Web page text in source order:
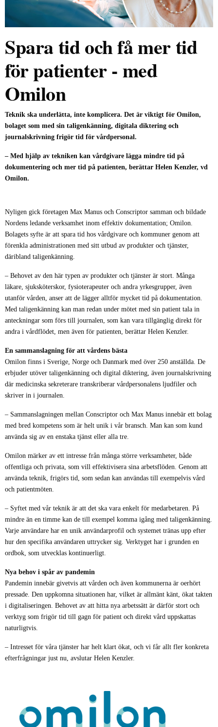
Spara tid och få mer tid
för patienter - med
Omilon
Teknik ska underlätta, inte komplicera. Det är viktigt för Omilon,
bolaget som med sin taligenkänning, digitala diktering och
journalskrivning frigör tid för vårdpersonal.
– Med hjälp av tekniken kan vårdgivare lägga mindre tid på
dokumentering och mer tid på patienten, berättar Helen Kenzler, vd
Omilon.
Nyligen gick företagen Max Manus och Conscriptor samman och bildade
Nordens ledande verksamhet inom effektiv dokumentation; Omilon.
Bolagets syfte är att spara tid hos vårdgivare och kommuner genom att
förenkla administrationen med sitt utbud av produkter och tjänster,
däribland taligenkänning.
– Behovet av den här typen av produkter och tjänster är stort. Många
läkare, sjuksköterskor, fysioterapeuter och andra yrkesgrupper, även
utanför vården, anser att de lägger alltför mycket tid på dokumentation.
Med taligenkänning kan man redan under mötet med sin patient tala in
anteckningar som förs till journalen, som kan vara tillgänglig direkt för
andra i vårdflödet, men även för patienten, berättar Helen Kenzler.
En sammanslagning för att vårdens bästa
Omilon finns i Sverige, Norge och Danmark med över 250 anställda. De
erbjuder utöver taligenkänning och digital diktering, även journalskrivning
där medicinska sekreterare transkriberar vårdpersonalens ljudfiler och
skriver in i journalen.
– Sammanslagningen mellan Conscriptor och Max Manus innebär ett bolag
med bred kompetens som är helt unik i vår bransch. Man kan som kund
använda sig av en enstaka tjänst eller alla tre.
Omilon märker av ett intresse från många större verksamheter, både
offentliga och privata, som vill effektivisera sina arbetsflöden. Genom att
använda teknik, frigörs tid, som sedan kan användas till exempelvis vård
och patientmöten.
– Syftet med vår teknik är att det ska vara enkelt för medarbetaren. På
mindre än en timme kan de till exempel komma igång med taligenkänning.
Varje användare har en unik användarprofil och systemet tränas upp efter
hur den specifika användaren uttrycker sig. Verktyget har i grunden en
ordbok, som utvecklas kontinuerligt.
Nya behov i spår av pandemin
Pandemin innebär givetvis att vården och även kommunerna är oerhört
pressade. Den uppkomna situationen har, vilket är allmänt känt, ökat takten
i digitaliseringen. Behovet av att hitta nya arbetssätt är därför stort och
verktyg som frigör tid till gagn för patient och direkt vård uppskattas
naturligtvis.
– Intresset för våra tjänster har helt klart ökat, och vi får allt fler konkreta
efterfrågningar just nu, avslutar Helen Kenzler.